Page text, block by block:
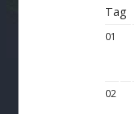
Tag
01
02